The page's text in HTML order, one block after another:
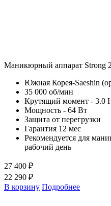
Маникюрный аппарат Strong
Южная Корея-Saeshin
35 000 об/мин
Крутящий момент - 3.0
Мощность - 64 Вт
Защита от перегрузки
Гарантия 12 мес
Рекомендуется для
рабочий день
27 400 ₽
22 290 ₽
В корзину Подробнее